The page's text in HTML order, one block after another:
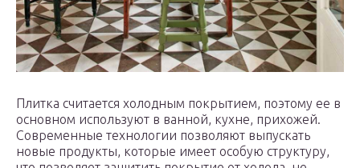
Плитка считается холодным покрытием, поэтому ее в
основном используют в ванной, кухне, прихожей.
Современные технологии позволяют выпускать
новые продукты, которые имеет особую структуру,